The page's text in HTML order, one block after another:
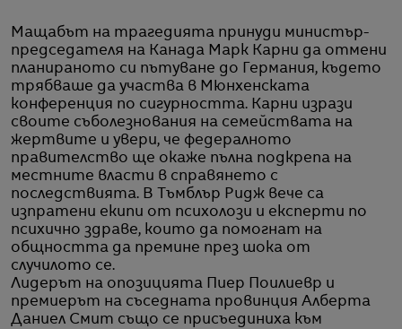
Мащабът на трагедията принуди министър-
председателя на Канада Марк Карни да отмени
планираното си пътуване до Германия, където
трябваше да участва в Мюнхенската
конференция по сигурността. Карни изрази
своите съболезнования на семействата на
жертвите и увери, че федералното
правителство ще окаже пълна подкрепа на
местните власти в справянето с
последствията. В Тъмблър Ридж вече са
изпратени екипи от психолози и експерти по
психично здраве, които да помогнат на
общността да премине през шока от
случилото се.
Лидерът на опозицията Пиер Поилиевр и
премиерът на съседната провинция Алберта
Даниел Смит също се присъединиха към